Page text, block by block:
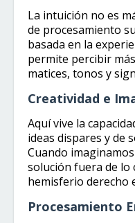
La intuición no es
de procesamiento
basada en la
permite percibir
matices, tonos y
Creatividad e
Aquí vive la
ideas dispares y de
Cuando
solución fuera de lo
hemisferio derecho
Procesamiento